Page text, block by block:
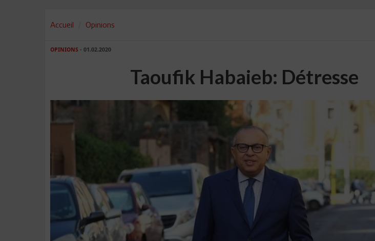
Accueil Opinions
OPINIONS - 01.02.2020
Taoufik Habaieb: Détresse